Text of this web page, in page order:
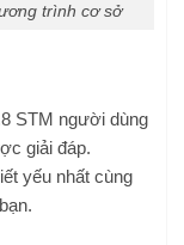
trình cơ sở
STM người dùng
giải đáp.
yếu nhất cùng